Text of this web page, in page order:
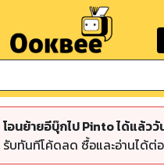
โอนย้ายอีบุ๊กไป Pinto ได้แล้ว
รับทันทีโค้ดลด ซื้อและอ่านได้ต่